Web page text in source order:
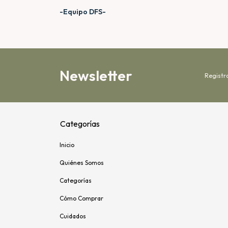
-Equipo DFS-
Newsletter
Categorías
Inicio
Quiénes Somos
Categorías
Cómo Comprar
Cuidados